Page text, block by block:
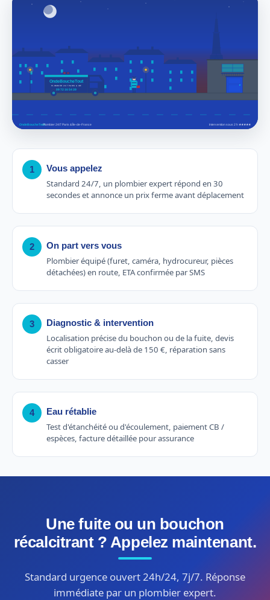
1 Vous appelez
Standard 24/7, un plombier expert répond en 30
secondes et annonce un prix ferme avant déplacement
2 On part vers vous
Plombier équipé (furet, caméra, hydrocureur, pièces
détachées) en route, ETA confirmée par SMS
3 Diagnostic & intervention
Localisation précise du bouchon ou de la fuite, devis
écrit obligatoire au-delà de 150 €, réparation sans
casser
4 Eau rétablie
Test d'étanchéité ou d'écoulement, paiement CB /
espèces, facture détaillée pour assurance
Une fuite ou un bouchon
récalcitrant ? Appelez maintenant.
Standard urgence ouvert 24h/24, 7j/7. Réponse
immédiate par un plombier expert.